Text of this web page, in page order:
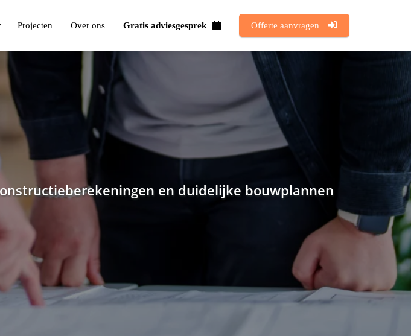
Projecten Over ons Gratis adviesgesprek Offerte aanvragen
en duidelijke bouwplannen